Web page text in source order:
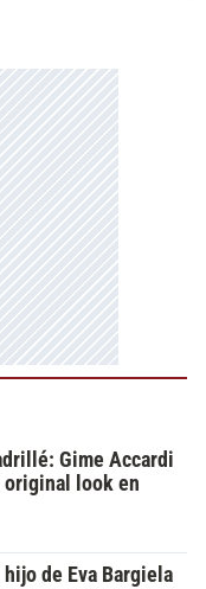
Gime Accardi
original look en
de Eva Bargiela